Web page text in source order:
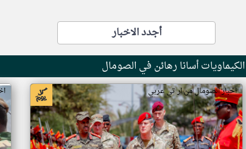
أجدد الاخبار
أسانا رهائن في الصومال
اخبار الصومال من ار تي عربي